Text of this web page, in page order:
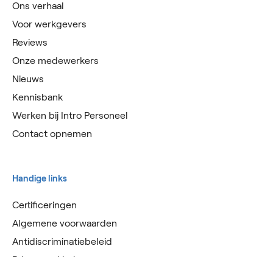
Ons verhaal
Voor werkgevers
Reviews
Onze medewerkers
Nieuws
Kennisbank
Werken bij Intro Personeel
Contact opnemen
Handige links
Certificeringen
Algemene voorwaarden
Antidiscriminatiebeleid